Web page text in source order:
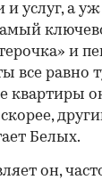
и услуг, а
и
все равно
квартиры
Белых.
он,